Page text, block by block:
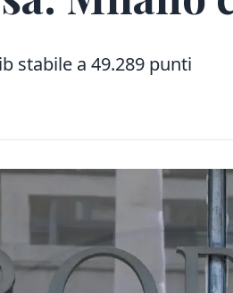
stabile a 49.289 punti